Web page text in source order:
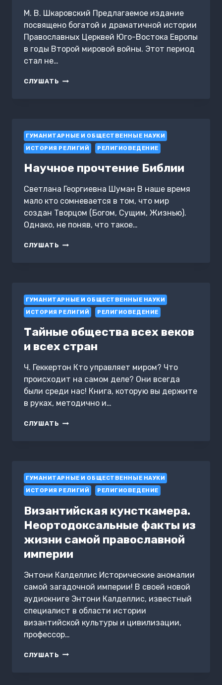
М. В. Шкаровский Предлагаемое издание
посвящено богатой и драматичной истории
Православных Церквей Юго-Востока Европы
в годы Второй мировой войны. Этот период
стал не…
СЛУШАТЬ «ГОСПОДЬ
ЦЕРКОВЬ
И
ВЕЛИКАЯ
ОТЕЧЕСТВЕННАЯ
ВОЙНА
ГУМАНИТАРНЫЕ И ОБЩЕСТВЕННЫЕ НАУКИ
ИСТОРИЯ РЕЛИГИЙ
РЕЛИГИОВЕДЕНИЕ
Научное прочтение Библии
Светлана Георгиевна Шуман В наше время
мало кто сомневается в том, что мир
создан Творцом (Богом, Сущим, Жизнью).
Однако, не поняв, что такое…
СЛУШАТЬ НАУЧНОЕ
ГУМАНИТАРНЫЕ И ОБЩЕСТВЕННЫЕ НАУКИ
ИСТОРИЯ РЕЛИГИЙ
РЕЛИГИОВЕДЕНИЕ
Тайные общества всех веков
и всех стран
Ч. Геккертон Кто управляет миром? Что
происходит на самом деле? Они всегда
были среди нас! Книга, которую вы держите
в руках, методично и…
СЛУШАТЬ ТАЙНЫЕ
СТРАН
ГУМАНИТАРНЫЕ И ОБЩЕСТВЕННЫЕ НАУКИ
ИСТОРИЯ РЕЛИГИЙ
РЕЛИГИОВЕДЕНИЕ
Византийская кунсткамера.
Неортодоксальные факты из
жизни самой православной
империи
Энтони Калделлис Исторические аномалии
самой загадочной империи! В своей новой
аудиокниге Энтони Калделлис, известный
специалист в области истории
византийской культуры и цивилизации,
профессор…
СЛУШАТЬ ВИЗАНТИЙСКАЯ